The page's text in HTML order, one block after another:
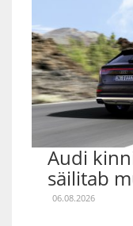
Audi
säilitab
06.08.2026